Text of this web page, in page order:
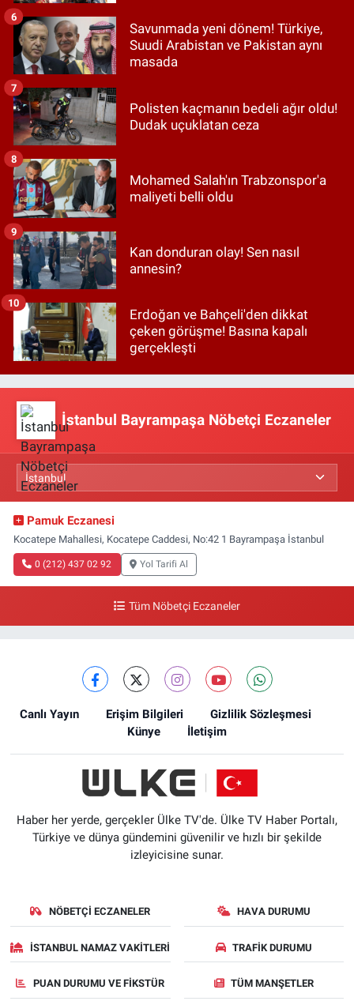
Savunmada yeni dönem! Türkiye,
Suudi Arabistan ve Pakistan aynı
masada
6
Polisten kaçmanın bedeli ağır oldu!
Dudak uçuklatan ceza
7
Mohamed Salah'ın Trabzonspor'a
maliyeti belli oldu
8
Kan donduran olay! Sen nasıl
annesin?
9
Erdoğan ve Bahçeli'den dikkat
çeken görüşme! Basına kapalı
gerçekleşti
10
İstanbul Bayrampaşa Nöbetçi Eczaneler
Pamuk Eczanesi
Kocatepe Mahallesi, Kocatepe Caddesi, No:42 1 Bayrampaşa İstanbul
0 (212) 437 02 92 Yol Tarifi Al
Tüm Nöbetçi Eczaneler
Canlı Yayın Erişim Bilgileri
Gizlilik Sözleşmesi
Künye
İletişim
Haber her yerde, gerçekler Ülke TV'de. Ülke TV Haber Portalı,
Türkiye ve dünya gündemini güvenilir ve hızlı bir şekilde
izleyicisine sunar.
NÖBETÇI ECZANELER HAVA DURUMU
İSTANBUL NAMAZ VAKITLERI TRAFIK DURUMU
PUAN DURUMU VE FIKSTÜR TÜM MANŞETLER